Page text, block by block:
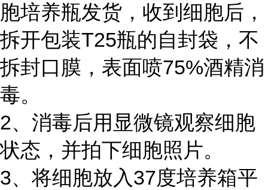
胞培养瓶发货，收到细胞后，
拆开包装T25瓶的自封袋，不
拆封口膜，表面喷75%酒精消
毒。
2、消毒后用显微镜观察细胞
状态，并拍下细胞照片。
3、将细胞放入37度培养箱平